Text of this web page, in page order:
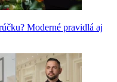
Moderné pravidlá aj